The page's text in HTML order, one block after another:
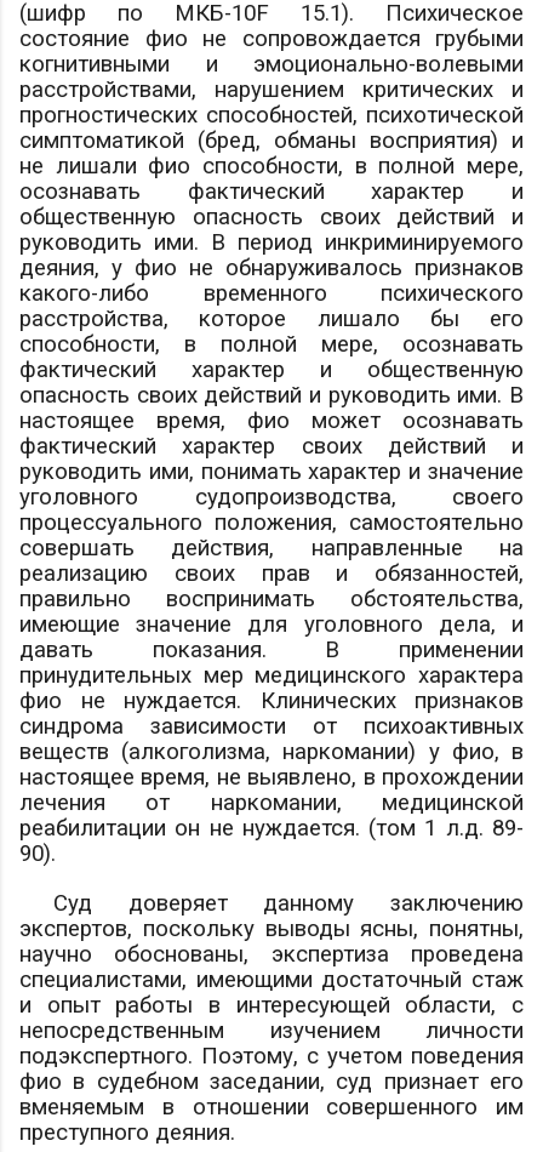
(шифр по МКБ-10F 15.1). Психическое
состояние фио не сопровождается грубыми
когнитивными и эмоционально-волевыми
расстройствами, нарушением критических и
прогностических способностей, психотической
симптоматикой (бред, обманы восприятия) и
не лишали фио способности, в полной мере,
осознавать фактический характер и
общественную опасность своих действий и
руководить ими. В период инкриминируемого
деяния, у фио не обнаруживалось признаков
какого-либо временного психического
расстройства, которое лишало бы его
способности, в полной мере, осознавать
фактический характер и общественную
опасность своих действий и руководить ими. В
настоящее время, фио может осознавать
фактический характер своих действий и
руководить ими, понимать характер и значение
уголовного судопроизводства, своего
процессуального положения, самостоятельно
совершать действия, направленные на
реализацию своих прав и обязанностей,
правильно воспринимать обстоятельства,
имеющие значение для уголовного дела, и
давать показания. В применении
принудительных мер медицинского характера
фио не нуждается. Клинических признаков
синдрома зависимости от психоактивных
веществ (алкоголизма, наркомании) у фио, в
настоящее время, не выявлено, в прохождении
лечения от наркомании, медицинской
реабилитации он не нуждается. (том 1 л.д. 89-
90).
Суд доверяет данному заключению
экспертов, поскольку выводы ясны, понятны,
научно обоснованы, экспертиза проведена
специалистами, имеющими достаточный стаж
и опыт работы в интересующей области, с
непосредственным изучением личности
подэкспертного. Поэтому, с учетом поведения
фио в судебном заседании, суд признает его
вменяемым в отношении совершенного им
преступного деяния.